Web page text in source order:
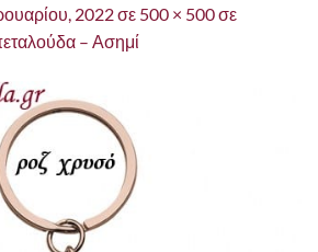
2022σε 500 × 500σε
– Ασημί